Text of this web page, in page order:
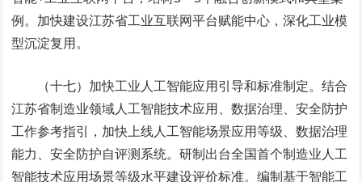
例。加快建设江苏省工业互联网平台赋能中心，深化工业模
型沉淀复用。
（十七）加快工业人工智能应用引导和标准制定。结合
江苏省制造业领域人工智能技术应用、数据治理、安全防护
工作参考指引，加快上线人工智能场景应用等级、数据治理
能力、安全防护自评测系统。研制出台全国首个制造业人工
智能技术应用场景等级水平建设评价标准。编制基于智能工